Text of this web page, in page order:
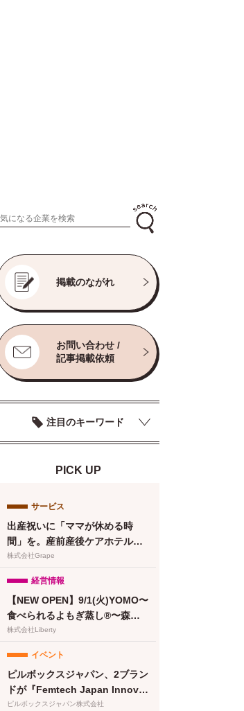
掲載のながれ
お問い合わせ /
記事掲載依頼
注目のキーワード
PICK UP
サービス
出産祝いに「ママが休める時
間」を。産前産後ケアホテル
「ぶどうの木」、複数人で贈れ
株式会社Grape
経営情報
【NEW OPEN】9/1(火)YOMO〜
食べられるよもぎ蒸し®〜森下
清澄白河店グランドオープン！
株式会社Liberty
イベント
ピルボックスジャパン、2ブラン
ドが『Femtech Japan Innovat
ion Pitch 2026』最終ノミネー
ピルボックスジャパン株式会社